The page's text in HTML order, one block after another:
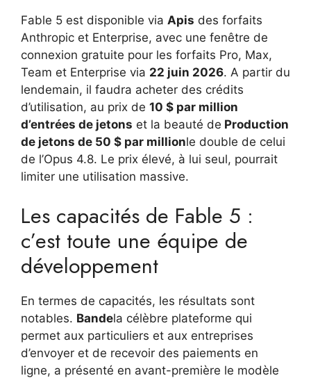
Fable 5 est disponible via Apis des forfaits
Anthropic et Enterprise, avec une fenêtre de
connexion gratuite pour les forfaits Pro, Max,
Team et Enterprise via 22 juin 2026. A partir du
lendemain, il faudra acheter des crédits
d’utilisation, au prix de 10 $ par million
d’entrées de jetons et la beauté de Production
de jetons de 50 $ par millionle double de celui
de l’Opus 4.8. Le prix élevé, à lui seul, pourrait
limiter une utilisation massive.
Les capacités de Fable 5 :
c’est toute une équipe de
développement
En termes de capacités, les résultats sont
notables. Bandela célèbre plateforme qui
permet aux particuliers et aux entreprises
d’envoyer et de recevoir des paiements en
ligne, a présenté en avant-première le modèle